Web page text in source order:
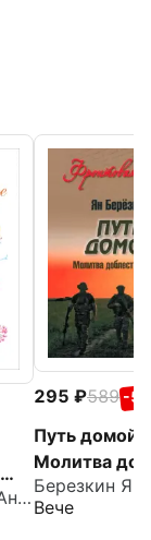
Пушкина Ольга Анатольевна
295 589 -
Путь домой.
Молитва
русской
Березкин Ян
Вече